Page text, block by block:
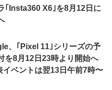
｢Insta360 X6｣を8月12日に
、｢Pixel 11｣シリーズの予
を8月12日23時より開始へ
イベントは翌13日午前7時〜